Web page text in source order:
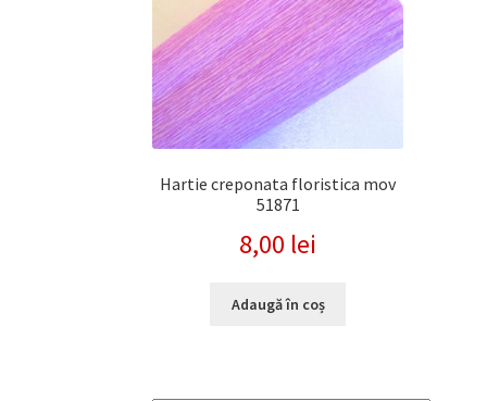
Hartie creponata floristica mov
51871
8,00 lei
Adaugă în coș